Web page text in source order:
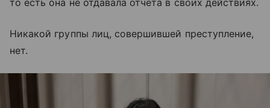
Никакой группы лиц, совершившей преступление,
нет.